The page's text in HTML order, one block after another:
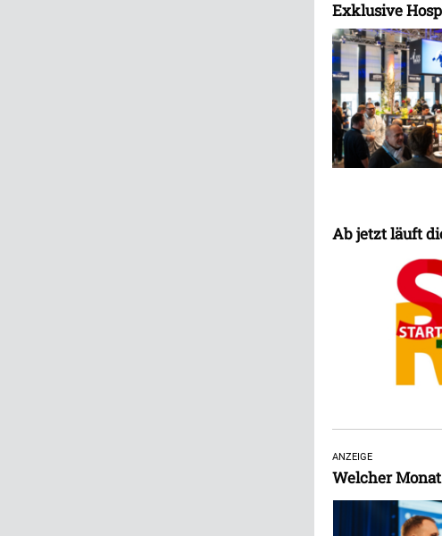
Exklusive
Ab jetzt läuft
ANZEIGE
Welcher